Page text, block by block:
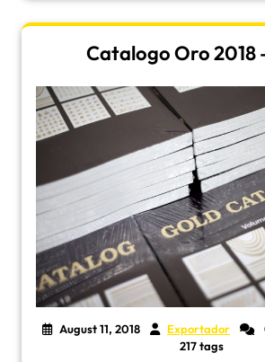
Catalogo Oro 2018
August 11, 2018 Exportador
217 tags